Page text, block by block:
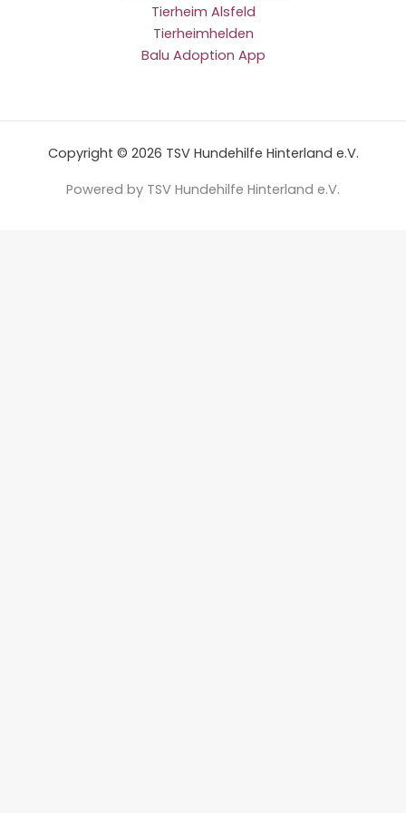
Tierheim Alsfeld
Tierheimhelden
Balu Adoption App
Copyright © 2026 TSV Hundehilfe Hinterland e.V.
Powered by TSV Hundehilfe Hinterland e.V.